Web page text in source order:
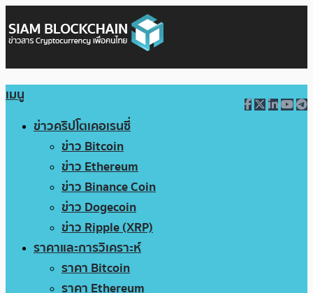
เมนู
ข่าวคริปโตเคอเรนซี่
ข่าว Bitcoin
ข่าว Ethereum
ข่าว Binance Coin
ข่าว Dogecoin
ข่าว Ripple (XRP)
ราคาและการวิเคราะห์
ราคา Bitcoin
ราคา Ethereum